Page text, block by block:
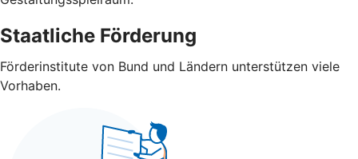
Staatliche Förderung
Förderinstitute von Bund und Ländern unterstützen viele
Vorhaben.